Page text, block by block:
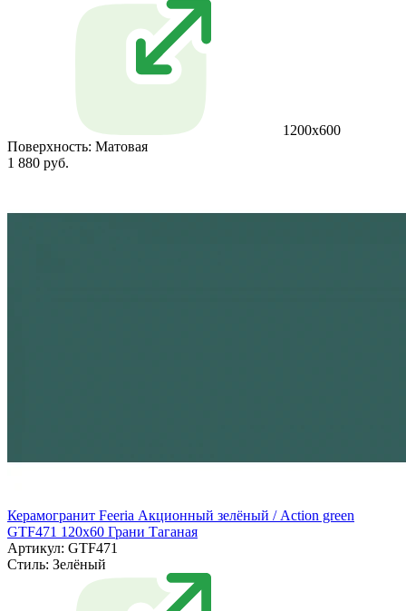
1200х600
Поверхность: Матовая
1 880 руб.
Керамогранит Feeria Акционный зелёный / Action green
GTF471 120х60 Грани Таганая
Артикул: GTF471
Стиль: Зелёный